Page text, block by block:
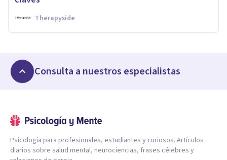
Therapyside
Consulta a nuestros especialistas
Psicología para profesionales, estudiantes y curiosos. Artículos
diarios sobre salud mental, neurociencias, frases célebres y